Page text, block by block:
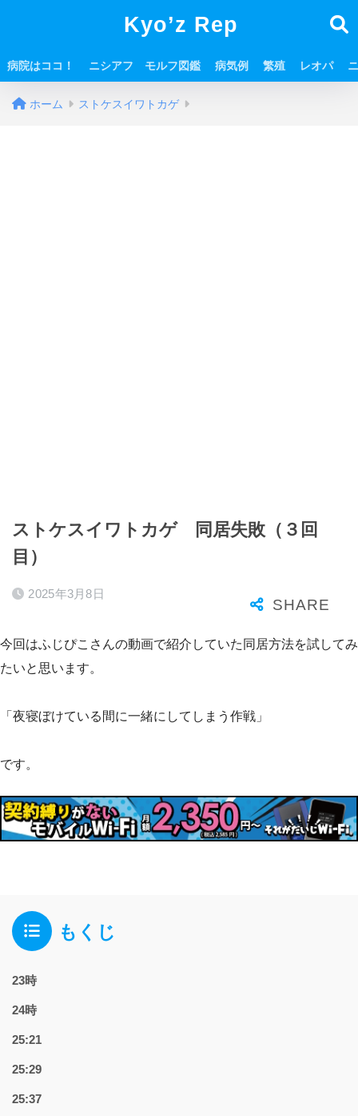
Kyo’z Rep
病院はココ！ ニシアフ モルフ図鑑 病気例 繁殖 レオパ
ホーム ストケスイワトカゲ
ストケスイワトカゲ 同居失敗（３回
目）
2025年3月8日
今回はふじぴこさんの動画で紹介していた同居方法を試してみ
たいと思います。
「夜寝ぼけている間に一緒にしてしまう作戦」
です。
もくじ
23時
24時
25:21
25:29
25:37